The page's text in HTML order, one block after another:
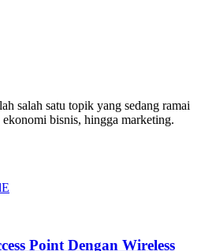
salah satu topik yang sedang ramai
bisnis, hingga marketing.
Point Dengan Wireless